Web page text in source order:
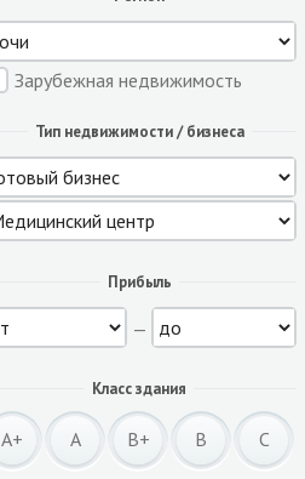
Зарубежная недвижимость
Тип недвижимости / бизнеса
Прибыль
—
Класс здания
A+ A B+ B C